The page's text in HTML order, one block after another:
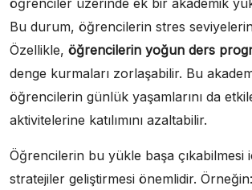
öğrenciler üzerinde ek bir akademik
Bu durum, öğrencilerin stres
Özellikle, öğrencilerin yoğun ders
denge kurmaları zorlaşabilir. Bu
öğrencilerin günlük yaşamlarını da
aktivitelerine katılımını azaltabilir.
Öğrencilerin bu yükle başa çıkabilmesi
stratejiler geliştirmesi önemlidir. Örneğin: